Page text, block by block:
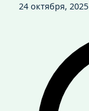
24 октября, 2025